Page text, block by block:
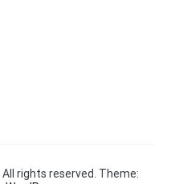
. All rights reserved. Theme: